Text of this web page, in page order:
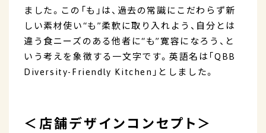
ました。この「も」は、過去の常識にこだわらず新
しい素材使い“も”柔軟に取り入れよう、自分とは
違う食ニーズのある他者に“も”寛容になろう、と
いう考えを象徴する一文字です。英語名は「QBB
Diversity-Friendly Kitchen」としました。
＜店舗デザインコンセプト＞